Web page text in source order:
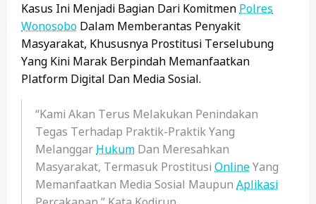
Kasus Ini Menjadi Bagian Dari Komitmen Polres
Wonosobo Dalam Memberantas Penyakit
Masyarakat, Khususnya Prostitusi Terselubung
Yang Kini Marak Berpindah Memanfaatkan
Platform Digital Dan Media Sosial.
“Kami Akan Terus Melakukan Penindakan
Tegas Terhadap Praktik-Praktik Yang
Melanggar Hukum Dan Meresahkan
Masyarakat, Termasuk Prostitusi OnlineYang
Memanfaatkan Media Sosial Maupun Aplikasi